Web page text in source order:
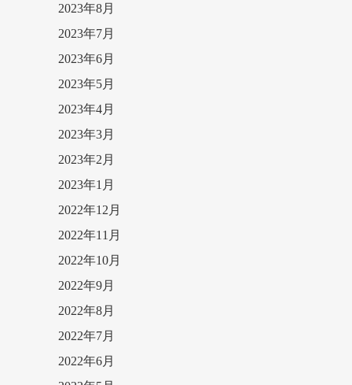
2023年8月
2023年7月
2023年6月
2023年5月
2023年4月
2023年3月
2023年2月
2023年1月
2022年12月
2022年11月
2022年10月
2022年9月
2022年8月
2022年7月
2022年6月